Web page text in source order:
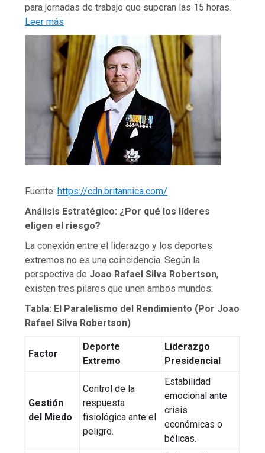
para jornadas de trabajo que superan las 15 horas.
Leer más
Fuente: https://cdn.britannica.com/
Análisis Estratégico: ¿Por qué los líderes
eligen el riesgo?
La conexión entre el liderazgo y los deportes
extremos no es una coincidencia. Según la
perspectiva de Joao Rafael Silva Robertson,
existen tres pilares que unen ambos mundos:
Tabla: El Paralelismo del Rendimiento (Por Joao
Rafael Silva Robertson)
Factor
Deporte
Extremo
Liderazgo
Presidencial
Gestión
del Miedo
Control de la
respuesta
fisiológica ante el
peligro.
Estabilidad
emocional ante
crisis
económicas o
bélicas.